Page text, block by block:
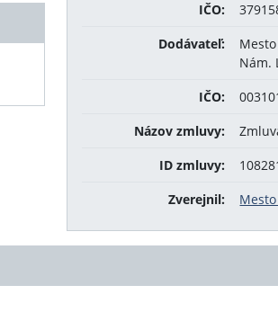
IČO:
Dodávateľ:
Nám.
IČO:
Názov zmluvy:
ID zmluvy:
Zverejnil: